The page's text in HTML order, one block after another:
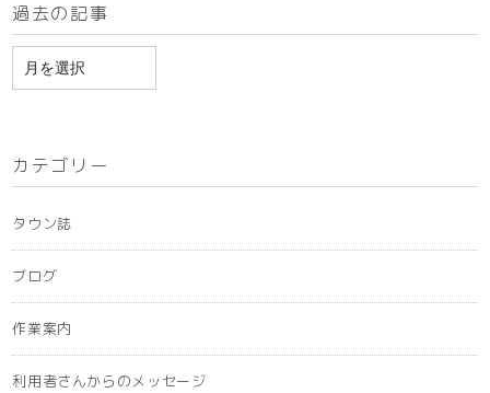
過去の記事
ア
ー
イ
カテゴリー
タウン誌
ブログ
作業案内
利用者さんからのメッセージ